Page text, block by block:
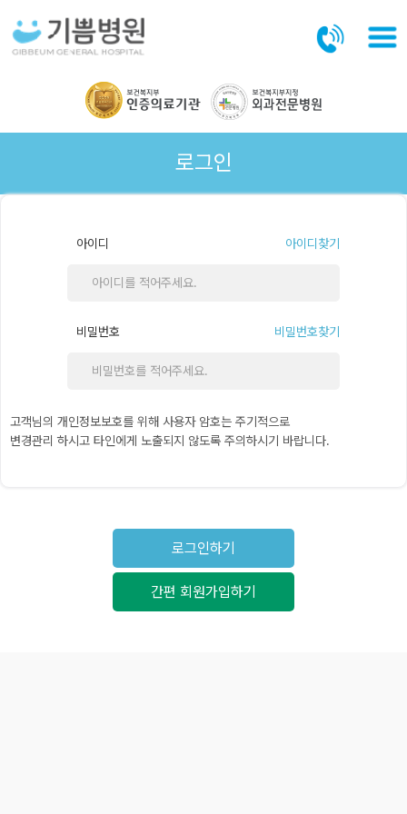
로그인
아이디 아이디찾기
비밀번호 비밀번호찾기
고객님의 개인정보보호를 위해 사용자 암호는 주기적으로
변경관리 하시고 타인에게 노출되지 않도록 주의하시기 바랍니다.
로그인하기
간편 회원가입하기